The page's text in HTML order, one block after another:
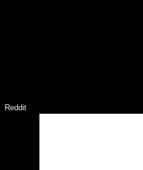
Reddit